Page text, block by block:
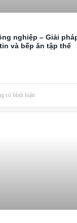
nghiệp – Giải
và bếp ăn tập thể
có bình luận